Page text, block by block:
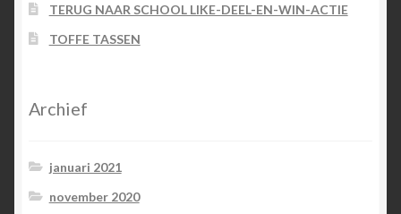
TERUG NAAR SCHOOL LIKE-DEEL-EN-WIN-ACTIE
TOFFE TASSEN
Archief
januari 2021
november 2020